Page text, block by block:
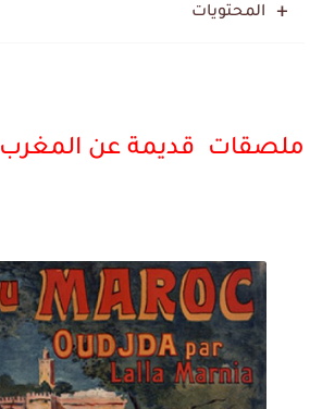
المحتويات
ملصقات قديمة عن المغرب